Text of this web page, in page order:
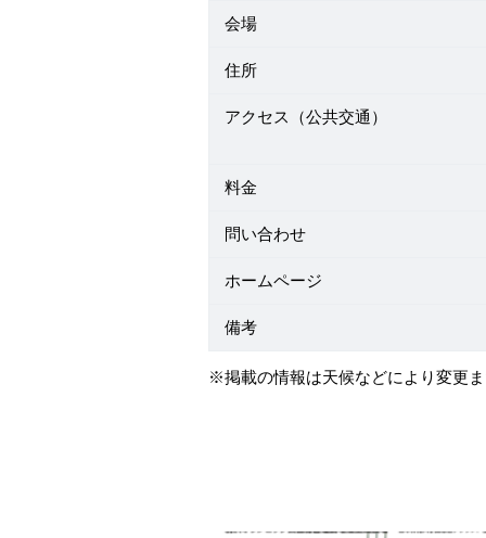
会場
住所
アクセス（公共交通）
料金
問い合わせ
ホームページ
備考
※掲載の情報は天候などにより変更